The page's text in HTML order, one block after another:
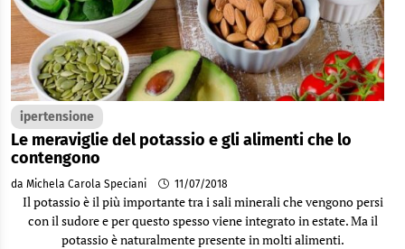
ipertensione
Le meraviglie del potassio e gli alimenti che lo
contengono
da Michela Carola Speciani 11/07/2018
Il potassio è il più importante tra i sali minerali che vengono persi
con il sudore e per questo spesso viene integrato in estate. Ma il
potassio è naturalmente presente in molti alimenti.